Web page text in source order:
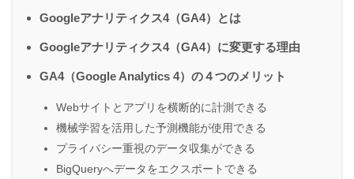
Googleアナリティクス4（GA4）とは
Googleアナリティクス4（GA4）に変更する理由
GA4（Google Analytics 4）の４つのメリット
Webサイトとアプリを横断的に計測できる
機械学習を活用した予測機能が使用できる
プライバシー重視のデータ収集ができる
BigQueryへデータをエクスポートできる